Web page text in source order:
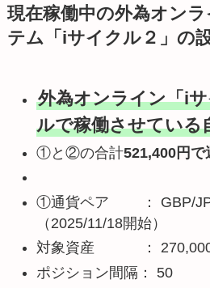
現在稼働中の外為オン
テム「iサイクル２」の
外為オンライン「i
ルで稼働させている
①と②の合計521,400円で
①通貨ペア ： GBP/JPY
（2025/11/18開始）
対象資産 ： 270,000
ポジション間隔： 50